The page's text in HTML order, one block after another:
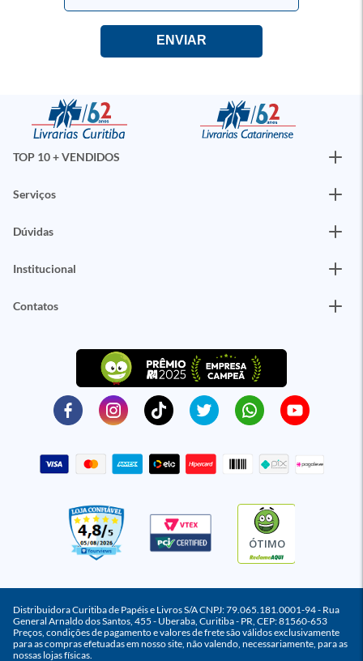
TOP 10 + VENDIDOS
Serviços
Dúvidas
Institucional
Contatos
ÓTIMO
Distribuidora Curitiba de Papéis e Livros S/A CNPJ: 79.065.181.0001-94 - Rua
General Arnaldo dos Santos, 455 - Uberaba, Curitiba - PR, CEP: 81560-653
Preços, condições de pagamento e valores de frete são válidos exclusivamente
para as compras efetuadas em nosso site, não valendo, necessariamente, para as
nossas lojas físicas.